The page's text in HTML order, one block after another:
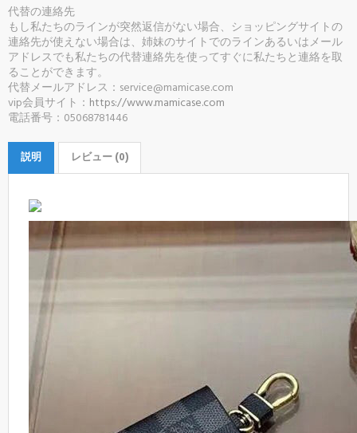
代替の連絡先
もし私たちのラインが突然返信がない場合、ショッピングサイトの
連絡先が使えない場合は、姉妹のサイトでのラインあるいはメール
アドレスでも私たちの代替連絡先を使ってすぐに私たちと連絡を取
ることができます。
代替メールアドレス：service@mamicase.com
vip会員サイト： https://www.mamicase.com
電話番号：05068781446
説明 レビュー (0)